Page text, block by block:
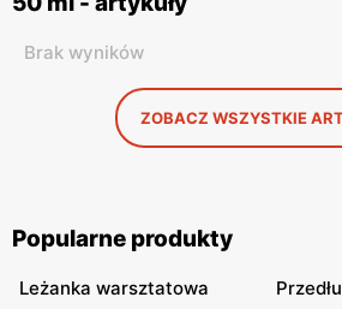
Brak wyników
ZOBACZ WSZYSTKIE
Popularne produkty
Leżanka warsztatowa